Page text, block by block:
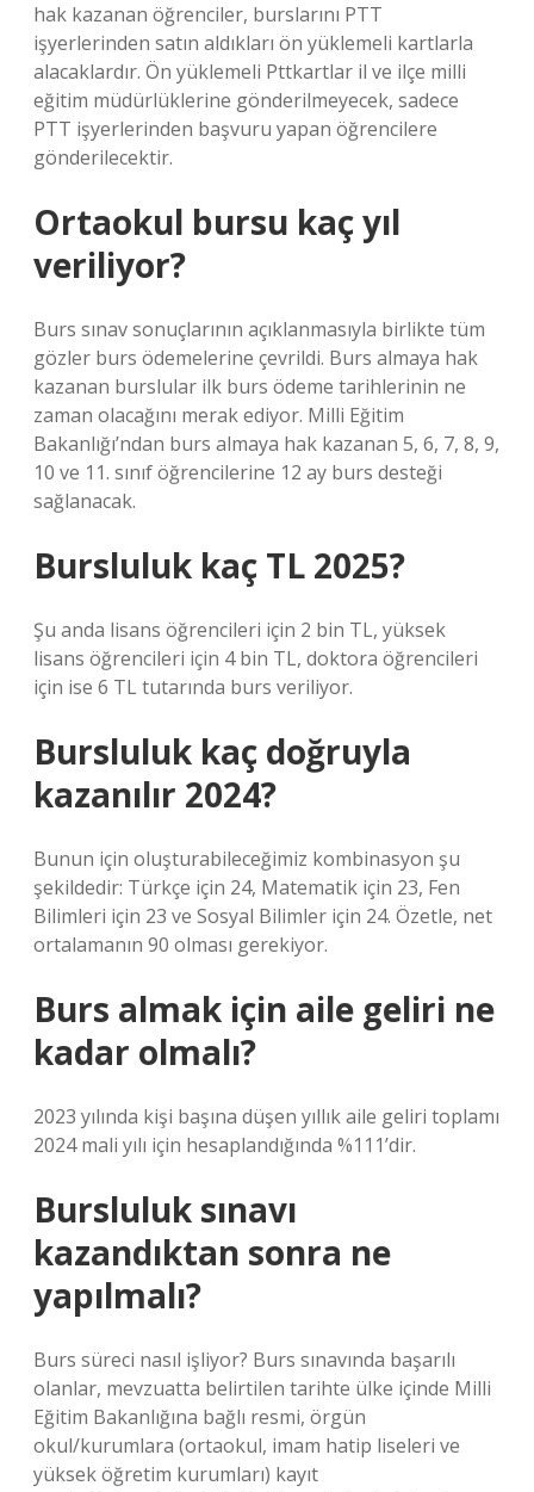
hak kazanan öğrenciler, burslarını PTT
işyerlerinden satın aldıkları ön yüklemeli kartlarla
alacaklardır. Ön yüklemeli Pttkartlar il ve ilçe milli
eğitim müdürlüklerine gönderilmeyecek, sadece
PTT işyerlerinden başvuru yapan öğrencilere
gönderilecektir.
Ortaokul bursu kaç yıl
veriliyor?
Burs sınav sonuçlarının açıklanmasıyla birlikte tüm
gözler burs ödemelerine çevrildi. Burs almaya hak
kazanan burslular ilk burs ödeme tarihlerinin ne
zaman olacağını merak ediyor. Milli Eğitim
Bakanlığı’ndan burs almaya hak kazanan 5, 6, 7, 8, 9,
10 ve 11. sınıf öğrencilerine 12 ay burs desteği
sağlanacak.
Bursluluk kaç TL 2025?
Şu anda lisans öğrencileri için 2 bin TL, yüksek
lisans öğrencileri için 4 bin TL, doktora öğrencileri
için ise 6 TL tutarında burs veriliyor.
Bursluluk kaç doğruyla
kazanılır 2024?
Bunun için oluşturabileceğimiz kombinasyon şu
şekildedir: Türkçe için 24, Matematik için 23, Fen
Bilimleri için 23 ve Sosyal Bilimler için 24. Özetle, net
ortalamanın 90 olması gerekiyor.
Burs almak için aile geliri ne
kadar olmalı?
2023 yılında kişi başına düşen yıllık aile geliri toplamı
2024 mali yılı için hesaplandığında %111’dir.
Bursluluk sınavı
kazandıktan sonra ne
yapılmalı?
Burs süreci nasıl işliyor? Burs sınavında başarılı
olanlar, mevzuatta belirtilen tarihte ülke içinde Milli
Eğitim Bakanlığına bağlı resmi, örgün
okul/kurumlara (ortaokul, imam hatip liseleri ve
yüksek öğretim kurumları) kayıt